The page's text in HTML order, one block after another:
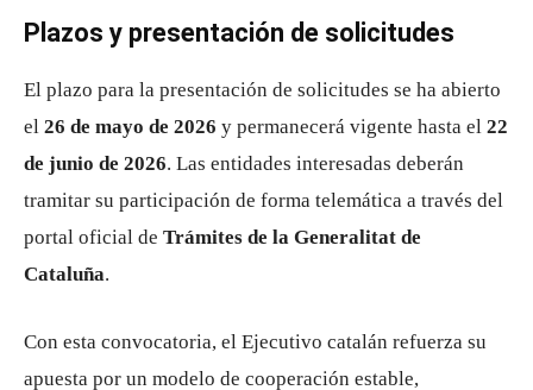
Plazos y presentación de solicitudes
El plazo para la presentación de solicitudes se ha abierto
el 26 de mayo de 2026 y permanecerá vigente hasta el 22
de junio de 2026. Las entidades interesadas deberán
tramitar su participación de forma telemática a través del
portal oficial de Trámites de la Generalitat de
Cataluña.
Con esta convocatoria, el Ejecutivo catalán refuerza su
apuesta por un modelo de cooperación estable,